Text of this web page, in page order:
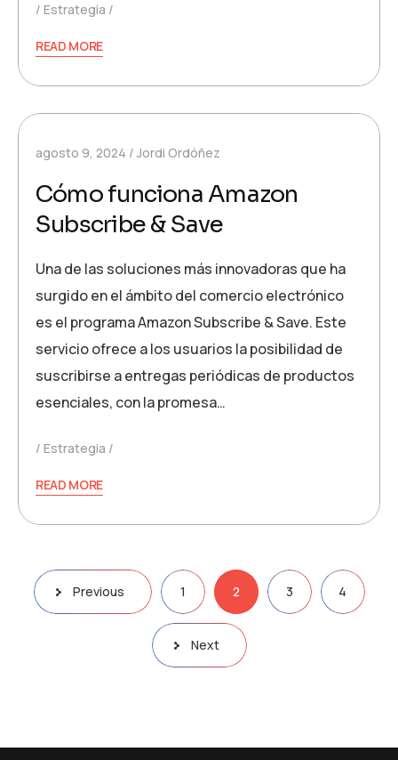
Estrategia
READ MORE
agosto 9, 2024 Jordi Ordóñez
Cómo funciona Amazon
Subscribe & Save
Una de las soluciones más innovadoras que ha
surgido en el ámbito del comercio electrónico
es el programa Amazon Subscribe & Save. Este
servicio ofrece a los usuarios la posibilidad de
suscribirse a entregas periódicas de productos
esenciales, con la promesa…
Estrategia
READ MORE
Previous 1 2 3 4
Next